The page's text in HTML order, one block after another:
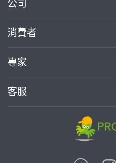
公司
關於我們
部落格
加入我們
消費者
買服務
熱門服務
專家
案件中心
客服